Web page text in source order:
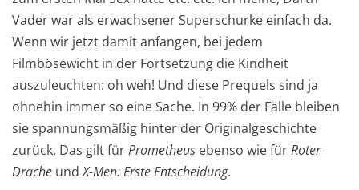
Vader war als erwachsener Superschurke einfach da.
Wenn wir jetzt damit anfangen, bei jedem
Filmbösewicht in der Fortsetzung die Kindheit
auszuleuchten: oh weh! Und diese Prequels sind ja
ohnehin immer so eine Sache. In 99% der Fälle bleiben
sie spannungsmäßig hinter der Originalgeschichte
zurück. Das gilt fürPrometheus ebenso wie fürRoter
Drache undX-Men: Erste Entscheidung.